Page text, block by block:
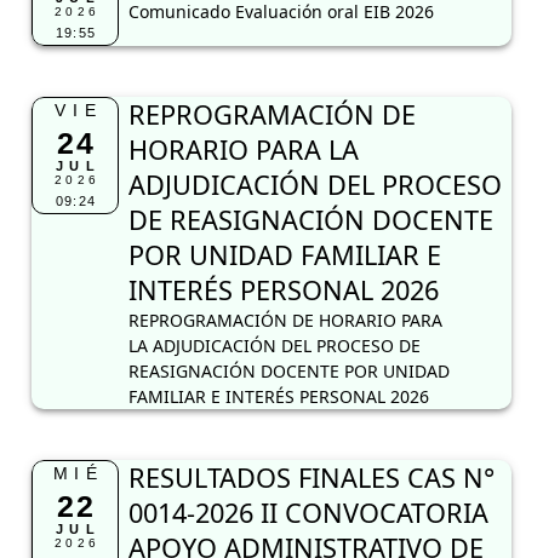
2026
19:55
Comunicado Evaluación oral EIB 2026
VIE
24
JUL
2026
09:24
REPROGRAMACIÓN DE
HORARIO PARA LA
ADJUDICACIÓN DEL PROCESO
DE REASIGNACIÓN DOCENTE
POR UNIDAD FAMILIAR E
INTERÉS PERSONAL 2026
REPROGRAMACIÓN DE HORARIO PARA
LA ADJUDICACIÓN DEL PROCESO DE
REASIGNACIÓN DOCENTE POR UNIDAD
FAMILIAR E INTERÉS PERSONAL 2026
MIÉ
22
JUL
2026
RESULTADOS FINALES CAS N°
0014-2026 II CONVOCATORIA
APOYO ADMINISTRATIVO DE